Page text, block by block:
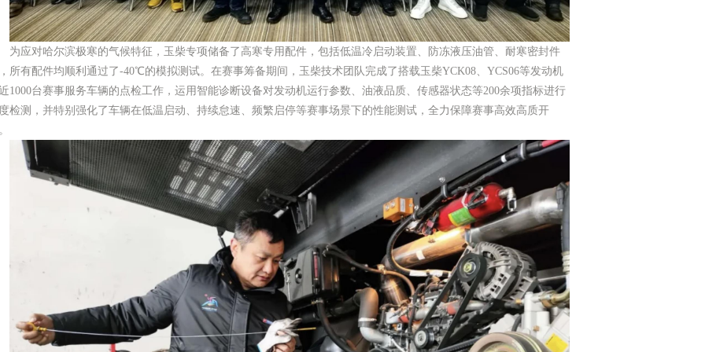
为应对哈尔滨极寒的气候特征，玉柴专项储备了高寒专用配件，包括低温冷启动装置、防冻液压油管、耐寒密封件
所有配件均顺利通过了-40℃的模拟测试。在赛事筹备期间，玉柴技术团队完成了搭载玉柴YCK08、YCS06等发动机
1000台赛事服务车辆的点检工作，运用智能诊断设备对发动机运行参数、油液品质、传感器状态等200余项指标进行
检测，并特别强化了车辆在低温启动、持续怠速、频繁启停等赛事场景下的性能测试，全力保障赛事高效高质开